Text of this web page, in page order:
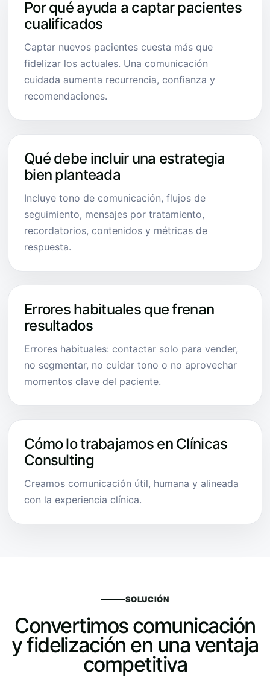
Por qué ayuda a captar pacientes
cualificados
Captar nuevos pacientes cuesta más que
fidelizar los actuales. Una comunicación
cuidada aumenta recurrencia, confianza y
recomendaciones.
Qué debe incluir una estrategia
bien planteada
Incluye tono de comunicación, flujos de
seguimiento, mensajes por tratamiento,
recordatorios, contenidos y métricas de
respuesta.
Errores habituales que frenan
resultados
Errores habituales: contactar solo para vender,
no segmentar, no cuidar tono o no aprovechar
momentos clave del paciente.
Cómo lo trabajamos en Clínicas
Consulting
Creamos comunicación útil, humana y alineada
con la experiencia clínica.
SOLUCIÓN
Convertimos comunicación
y fidelización en una ventaja
competitiva